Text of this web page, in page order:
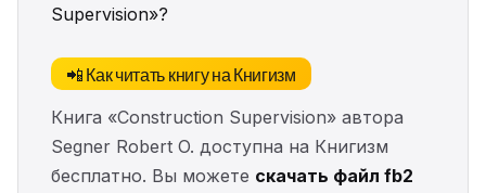
Supervision»?
📲 Как читать книгу на Книгизм
Книга «Construction Supervision» автора
Segner Robert O. доступна на Книгизм
бесплатно. Вы можете скачать файл fb2